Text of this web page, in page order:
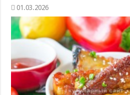
01.03.2026